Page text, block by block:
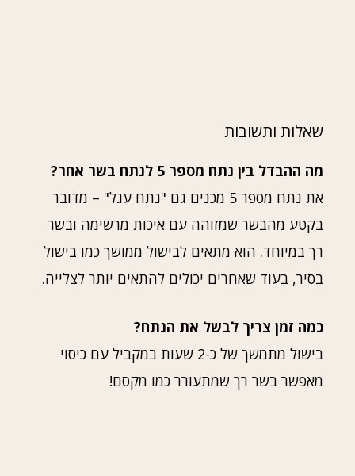
שאלות ותשובות
מה ההבדל בין נתח מספר 5 לנתח בשר אחר?
את נתח מספר 5 מכנים גם "נתח עגל" – מדובר
בקטע מהבשר שמזוהה עם איכות מרשימה ובשר
רך במיוחד. הוא מתאים לבישול ממושך כמו בישול
בסיר, בעוד שאחרים יכולים להתאים יותר לצלייה.
כמה זמן צריך לבשל את הנתח?
בישול מתמשך של כ-2 שעות במקביל עם כיסוי
מאפשר בשר רך שמתעורר כמו מקסם!